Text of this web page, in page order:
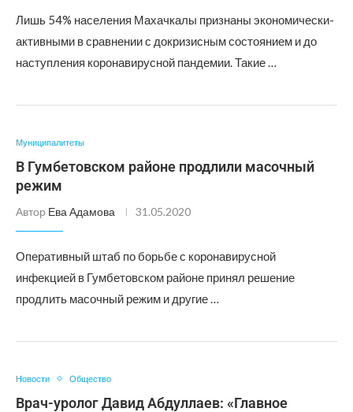
Лишь 54% населения Махачкалы признаны экономически-
активными в сравнении с докризисным состоянием и до
наступления коронавирусной пандемии. Такие …
Муниципалитеты
В Гумбетовском районе продлили масочный
режим
Автор Ева Адамова 31.05.2020
Оперативный штаб по борьбе с коронавирусной
инфекцией в Гумбетовском районе принял решение
продлить масочный режим и другие …
Новости Общество
Врач-уролог Давид Абдуллаев: «Главное